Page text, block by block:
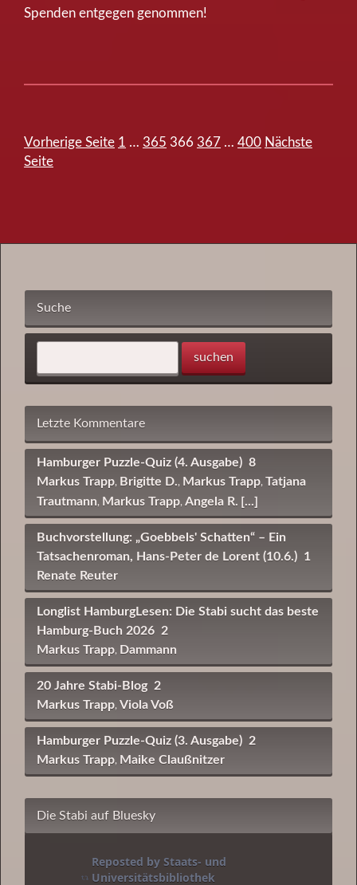
Spenden entgegen genommen!
Seitennummerierung der Beiträge
Vorherige Seite Seite
1 … Seite
365 Seite
366 Seite
367 … Seite
400 Nächste
Seite
Suche
Letzte Kommentare
Hamburger Puzzle-Quiz (4. Ausgabe) 8
Markus Trapp, Brigitte D., Markus Trapp, Tatjana
Trautmann, Markus Trapp, Angela R. [...]
Buchvorstellung: „Goebbels' Schatten“ – Ein
Tatsachenroman, Hans-Peter de Lorent (10.6.) 1
Renate Reuter
Longlist HamburgLesen: Die Stabi sucht das beste
Hamburg-Buch 2026 2
Markus Trapp, Dammann
20 Jahre Stabi-Blog 2
Markus Trapp, Viola Voß
Hamburger Puzzle-Quiz (3. Ausgabe) 2
Markus Trapp, Maike Claußnitzer
Die Stabi auf Bluesky